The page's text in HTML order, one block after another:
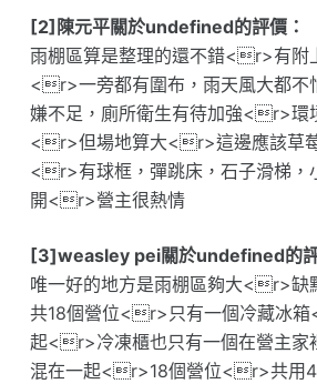
[2]陳元平關於undefined的評價：
雨棚區算是整理的還不錯<r>有附
<r>一旁都有圍布，雨天風大都
嫌不足，廁所衛生有待加強<r>環
<r>但場地算大<r>這邊應該草
<r>有球框，彈跳床，石子滑梯
開<r>營主很熱情
[3]weasley pei關於undefined的評
唯一好的地方是雨棚區夠大<r>
共18個營位<r>只有一個冷藏冰
起<r>冷凍櫃也只有一個在營主
混在一起<r>18個營位<r>共用4